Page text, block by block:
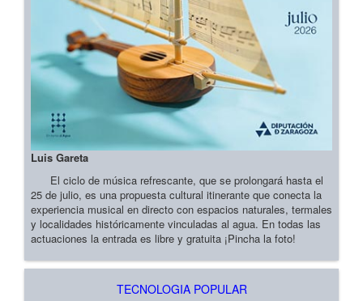
Luis Gareta
El ciclo de música refrescante, que se prolongará hasta el
25 de julio, es una propuesta cultural itinerante que conecta la
experiencia musical en directo con espacios naturales, termales
y localidades históricamente vinculadas al agua. En todas las
actuaciones la entrada es libre y gratuita ¡Pincha la foto!
TECNOLOGIA POPULAR